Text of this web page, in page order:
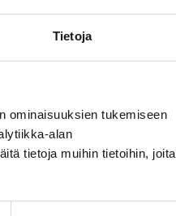
Tietoja
ominaisuuksien tukemiseen
alan
tietoja muihin tietoihin, joita